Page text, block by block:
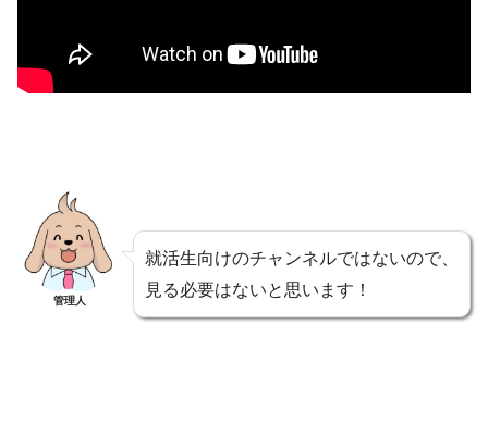
管理人
就活生向けのチャンネルではないので、
見る必要はないと思います！